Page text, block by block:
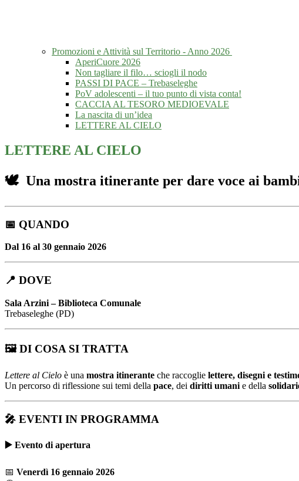
Promozioni e Attività sul Territorio - Anno 2026
AperiCuore 2026
Non tagliare il filo… sciogli il nodo
PASSI DI PACE – Trebaseleghe
PoV adolescenti – il tuo punto di vista conta!
CACCIA AL TESORO MEDIOEVALE
La nascita di un’idea
LETTERE AL CIELO
LETTERE AL CIELO
🕊️ Una mostra itinerante per dare voce ai
📅 QUANDO
Dal 16 al 30 gennaio 2026
📍 DOVE
Sala Arzini – Biblioteca Comunale
Trebaseleghe (PD)
🖼️ DI COSA SI TRATTA
Lettere al Cielo è una mostra itinerante che raccoglie lettere, disegni e
Un percorso di riflessione sui temi della pace, dei diritti umani e della
🎤 EVENTI IN PROGRAMMA
▶️ Evento di apertura
📅 Venerdì 16 gennaio 2026